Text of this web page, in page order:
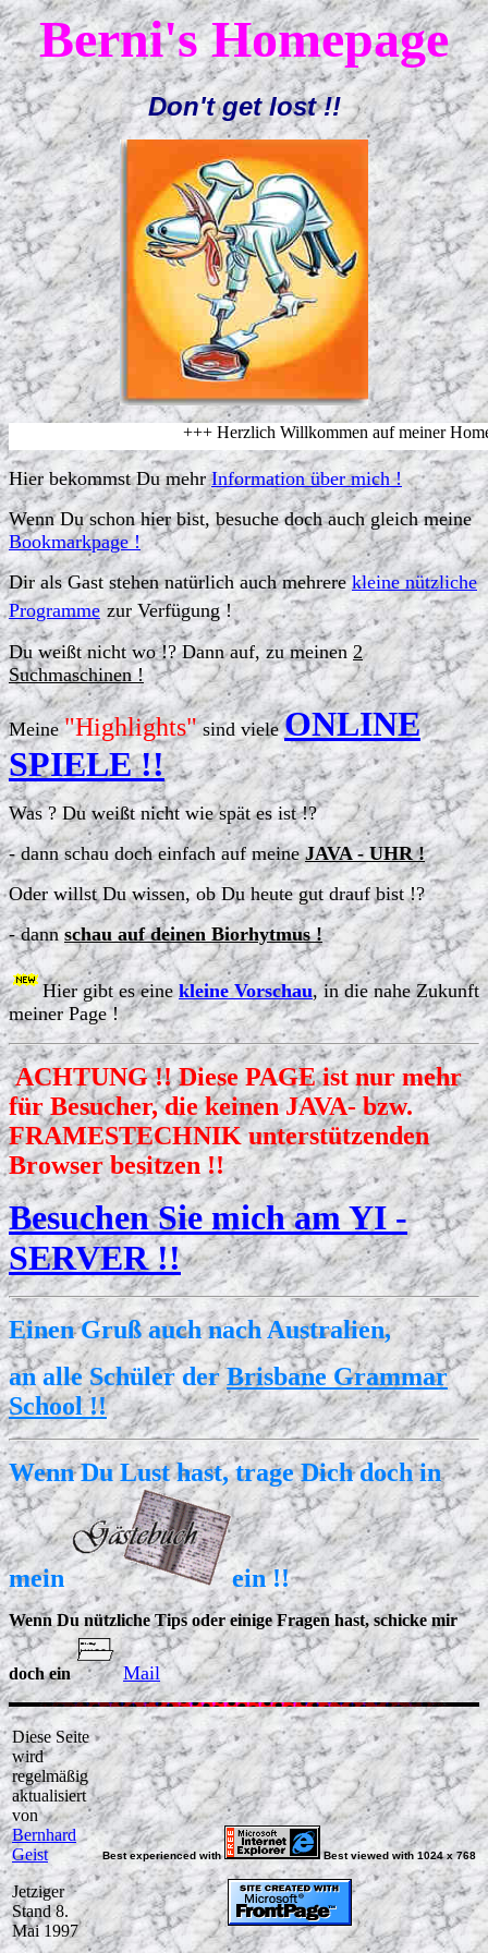
Berni's Homepage
Don't get lost !!
+++ Herzlich Willkommen auf meiner
Hier bekommst Du mehrInformation über mich !
Wenn Du schon hier bist, besuche doch auch gleich meine
Bookmarkpage !
Dir als Gast stehen natürlich auch mehrerekleine nützliche
Programme zur Verfügung !
Du weißt nicht wo !? Dann auf, zu meinen2
Suchmaschinen !
Meine"Highlights"sind vieleONLINE
SPIELE !!
Was ? Du weißt nicht wie spät es ist !?
- dann schau doch einfach auf meineJAVA - UHR !
Oder willst Du wissen, ob Du heute gut drauf bist !?
- dannschau auf deinen Biorhytmus !
Hier gibt es eine kleine Vorschau, in die nahe Zukunft
meiner Page !
ACHTUNG !! Diese PAGE ist nur mehr
für Besucher, die keinen JAVA- bzw.
FRAMESTECHNIK unterstützenden
Browser besitzen !!
Besuchen Sie mich am YI -
SERVER !!
Einen Gruß auch nach Australien,
an alle Schüler derBrisbane Grammar
School !!
Wenn Du Lust hast, trage Dich doch in
mein ein !!
Wenn Du nützliche Tips oder einige Fragen hast, schicke mir
doch ein Mail
Diese Seite
wird
regelmäßig
aktualisiert
von
Bernhard
Geist
Jetziger
Stand 8.
Mai 1997
Best experienced with Best viewed with 1024 x 768